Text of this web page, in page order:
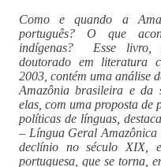
Como e quando a
português? O que
indígenas? Esse livro,
doutorado em literatura
2003, contém uma análise
Amazônia brasileira e da
elas, com uma proposta de
políticas de línguas,
– Língua Geral
declínio no século XIX,
portuguesa, que se torna,